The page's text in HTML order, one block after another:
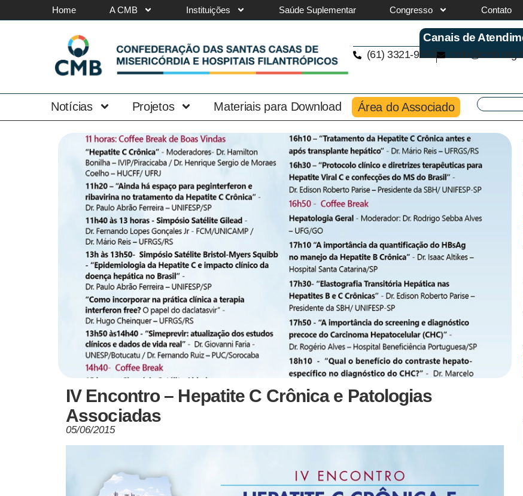
Home A CMB Instituições Saúde Suplementar Congresso Contato
Canais de
(61) 3321-9563
Notícias Projetos Materiais para Download Área do Associado
IV Encontro – Hepatite C Crônica e Patologias
Associadas
05/06/2015